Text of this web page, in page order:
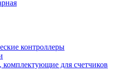
контроллеры
для счетчиков